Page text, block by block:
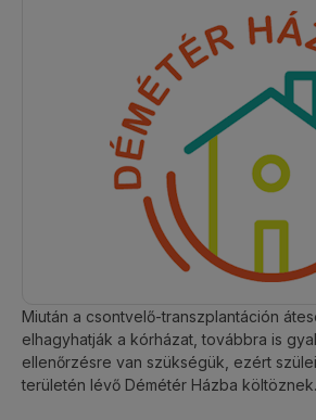
Miután a csontvelő-transzplantáción
elhagyhatják a kórházat, továbbra is
ellenőrzésre van szükségük, ezért
területén lévő Démétér Házba költöznek.